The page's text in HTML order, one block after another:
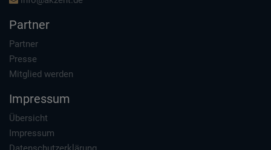
Partner
Partner
Presse
Mitglied werden
Impressum
Übersicht
Impressum